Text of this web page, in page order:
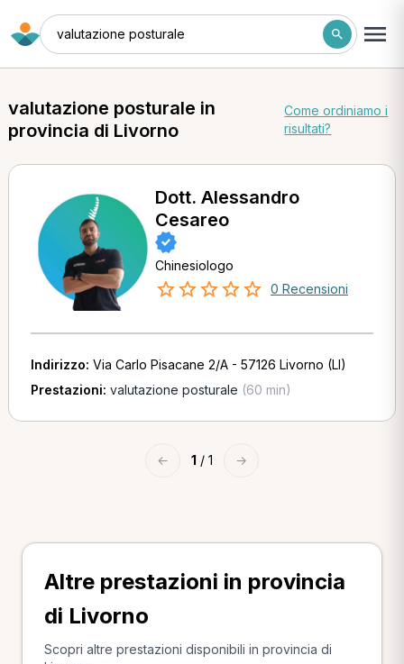
valutazione posturale
valutazione posturale in
provincia di Livorno
Come ordiniamo i
risultati?
Dott. Alessandro
Cesareo
Chinesiologo
0 Recensioni
Indirizzo: Via Carlo Pisacane 2/A - 57126 Livorno (LI)
Prestazioni: valutazione posturale (60 min)
← 1 / 1 →
Altre prestazioni in provincia
di Livorno
Scopri altre prestazioni disponibili in provincia di